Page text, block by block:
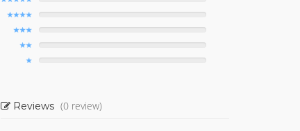
Reviews (0 review)